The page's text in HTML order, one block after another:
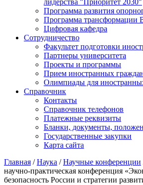
лидерства "Приоритет 2030"
Программа развития
Программа трансформации
Цифровая кафедра
Сотрудничество
Факультет подготовки
Партнеры университета
Проекты и программы
Прием иностранных
Олимпиады для
Справочник
Контакты
Справочник телефонов
Платежные реквизиты
Бланки, документы,
Государственные закупки
Карта сайта
Главная /Наука /Научные конференции
научно-практическая конференция
безопасность России и стратегии